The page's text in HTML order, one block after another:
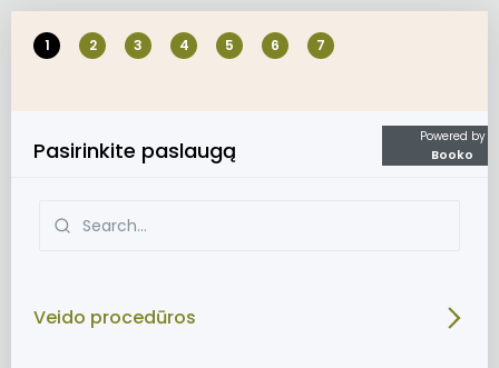
1 2 3 4 5 6 7
Pasirinkite paslaugą
Veido procedūros
Powered by
Booko